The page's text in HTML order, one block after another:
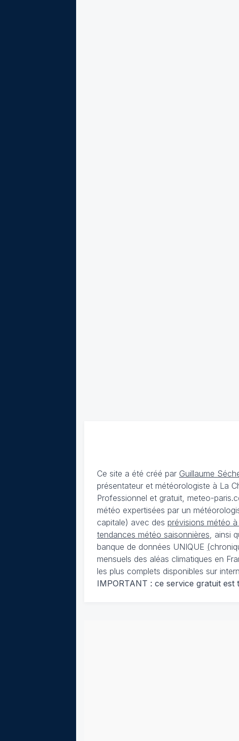
Ce site a été créé par Guillaume
présentateur et météorologiste à La
Professionnel et gratuit, meteo-
météo expertisées par un
capitale) avec des prévisions météo à
tendances météo saisonnières , ainsi
banque de données UNIQUE (
mensuels des aléas climatiques en
les plus complets disponibles sur
IMPORTANT : ce service gratuit